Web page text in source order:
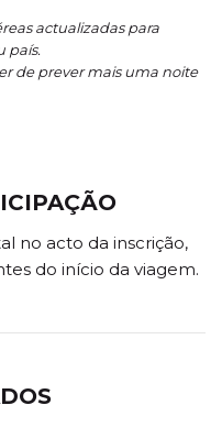
actualizadas para
país.
de prever mais uma noite
no acto da inscrição,
do início da viagem.